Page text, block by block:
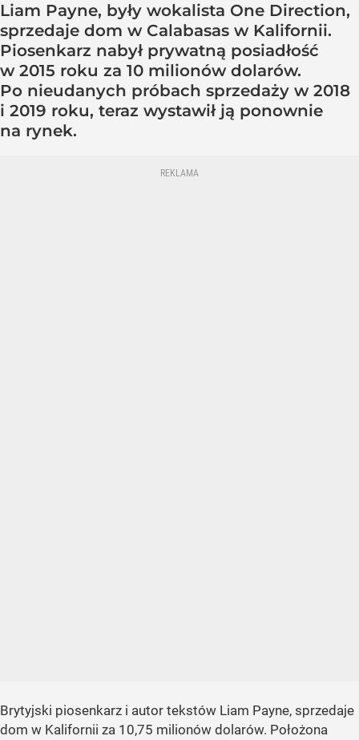
Liam Payne, były wokalista One Direction,
sprzedaje dom w Calabasas w Kalifornii.
Piosenkarz nabył prywatną posiadłość
w 2015 roku za 10 milionów dolarów.
Po nieudanych próbach sprzedaży w 2018
i 2019 roku, teraz wystawił ją ponownie
na rynek.
Brytyjski piosenkarz i autor tekstów Liam Payne, sprzedaje
dom w Kalifornii za 10,75 milionów dolarów. Położona